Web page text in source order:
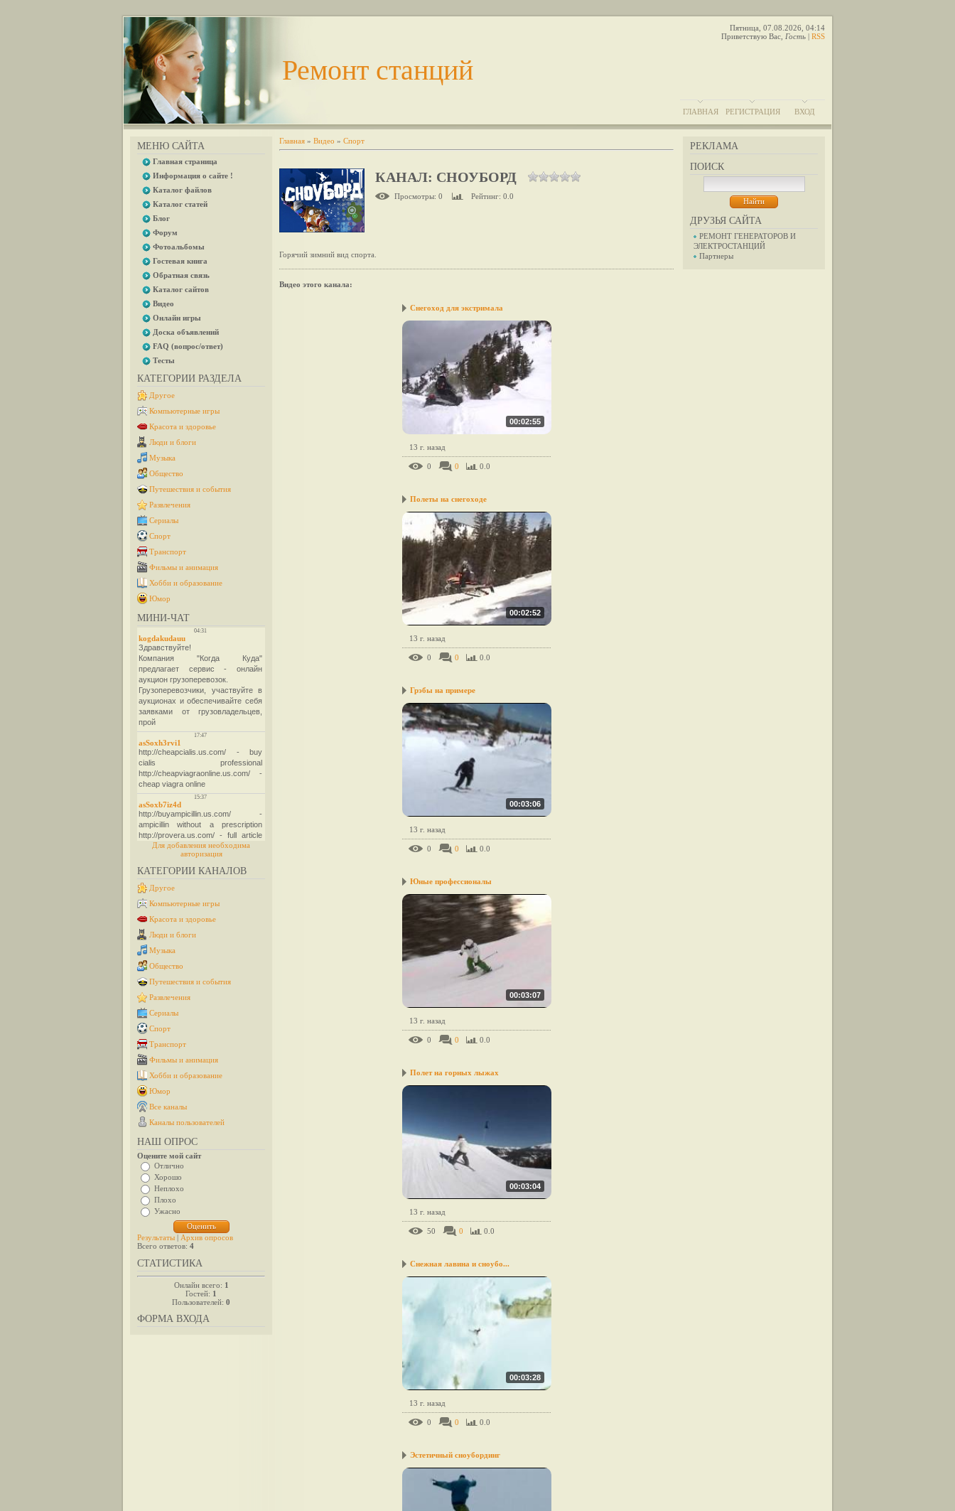
Ремонт станций
Пятница, 07.08.2026, 04:14
Приветствую Вас Гость | RSS
ГЛАВНАЯ РЕГИСТРАЦИЯ ВХОД
МЕНЮ САЙТА
Главная страница
Информация о сайте !
Каталог файлов
Каталог статей
Блог
Форум
Фотоальбомы
Гостевая книга
Обратная связь
Каталог сайтов
Видео
Онлайн игры
Доска объявлений
FAQ (вопрос/ответ)
Тесты
КАТЕГОРИИ РАЗДЕЛА
Другое
Компьютерные игры
Красота и здоровье
Люди и блоги
Музыка
Общество
Путешествия и события
Развлечения
Сериалы
Спорт
Транспорт
Фильмы и анимация
Хобби и образование
Юмор
МИНИ-ЧАТ
Для добавления необходима
авторизация
КАТЕГОРИИ КАНАЛОВ
Другое
Компьютерные игры
Красота и здоровье
Люди и блоги
Музыка
Общество
Путешествия и события
Развлечения
Сериалы
Спорт
Транспорт
Фильмы и анимация
Хобби и образование
Юмор
Все каналы
Каналы пользователей
НАШ ОПРОС
Оцените мой сайт
Отлично
Хорошо
Неплохо
Плохо
Ужасно
Результаты | Архив опросов
Всего ответов: 4
СТАТИСТИКА
Онлайн всего: 1
Гостей: 1
Пользователей: 0
ФОРМА ВХОДА
РЕКЛАМА
ПОИСК
ДРУЗЬЯ САЙТА
РЕМОНТ ГЕНЕРАТОРОВ И
ЭЛЕКТРОСТАНЦИЙ
Партнеры
Главная » Видео » Спорт
КАНАЛ: СНОУБОРД
Просмотры: 0 Рейтинг: 0.0
Горячий зимний вид спорта.
Видео этого канала:
Снегоход для экстримала
00:02:55
13 г. назад
0 0 0.0
Полеты на снегоходе
00:02:52
13 г. назад
0 0 0.0
Грэбы на примере
00:03:06
13 г. назад
0 0 0.0
Юные профессионалы
00:03:07
13 г. назад
0 0 0.0
Полет на горных лыжах
00:03:04
13 г. назад
50 0 0.0
Снежная лавина и сноубо...
00:03:28
13 г. назад
0 0 0.0
Эстетичный сноубординг